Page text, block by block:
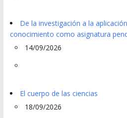
De la investigación a la
conocimiento como asignatura
14/09/2026
El cuerpo de las ciencias
18/09/2026